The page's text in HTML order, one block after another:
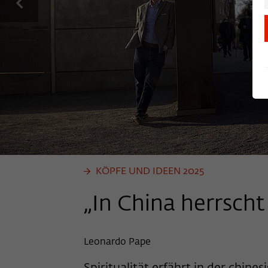
previous
KÖPFE UND IDEEN 2025
„In China
Leonardo Pape